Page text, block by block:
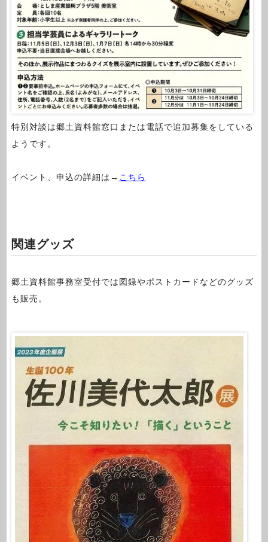
特別対談は郷土資料館窓口または電話で追加募集をしている
ようです。
イベント、申込の詳細は→ こちら
関連グッズ
郷土資料館事務室受付では図録やポストカードなどのグッズ
も販売。